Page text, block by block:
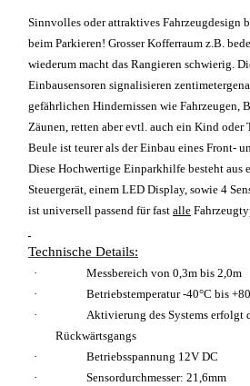
Sinnvolles oder attraktives Fahrzeugdesign
beim Parkieren! Grosser Kofferraum z.B.
wiederum macht das Rangieren schwierig.
Einbausensoren signalisieren
gefährlichen Hindernissen wie Fahrzeugen,
Zäunen, retten aber evtl. auch ein Kind oder
Beule ist teurer als der Einbau eines Front-
Diese Hochwertige Einparkhilfe besteht aus
Steuergerät, einem LED Display, sowie 4
ist universell passend für fast alle
Technische Details:
·
Messbereich von 0,3m bis 2,0m
·
Betriebstemperatur -40°C bis
·
Aktivierung des Systems erfolgt
Rückwärtsgangs
·
Betriebsspannung 12V DC
·
Sensordurchmesser: 21,6mm